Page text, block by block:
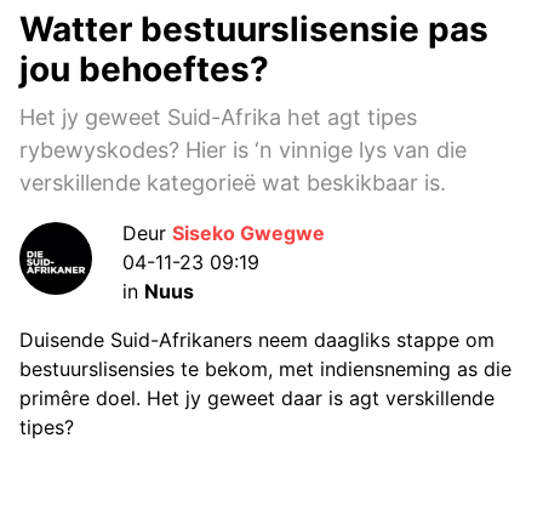
Watter bestuurslisensie pas
jou behoeftes?
Het jy geweet Suid-Afrika het agt tipes
rybewyskodes? Hier is ‘n vinnige lys van die
verskillende kategorieë wat beskikbaar is.
Deur Siseko Gwegwe
04-11-23 09:19
in Nuus
Duisende Suid-Afrikaners neem daagliks stappe om
bestuurslisensies te bekom, met indiensneming as die
primêre doel. Het jy geweet daar is agt verskillende
tipes?